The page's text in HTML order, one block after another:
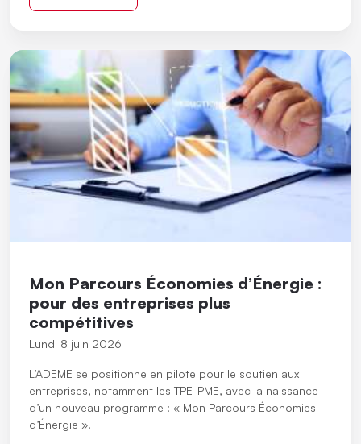
Mon Parcours Économies d’Énergie :
pour des entreprises plus
compétitives
Lundi 8 juin 2026
L’ADEME se positionne en pilote pour le soutien aux
entreprises, notamment les TPE-PME, avec la naissance
d’un nouveau programme : « Mon Parcours Économies
d’Énergie ».